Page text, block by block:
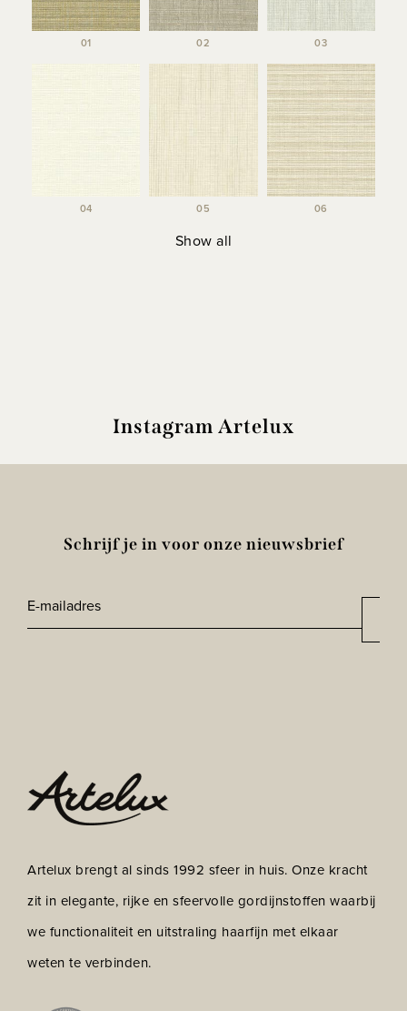
01 02 03
04 05 06
Show all
Instagram Artelux
Schrijf je in voor onze nieuwsbrief
E-
mailadres*
Artelux brengt al sinds 1992 sfeer in huis. Onze kracht
zit in elegante, rijke en sfeervolle gordijnstoffen waarbij
we functionaliteit en uitstraling haarfijn met elkaar
weten te verbinden.